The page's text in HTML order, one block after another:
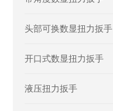
头部可换数显扭力扳手
开口式数显扭力扳手
液压扭力扳手